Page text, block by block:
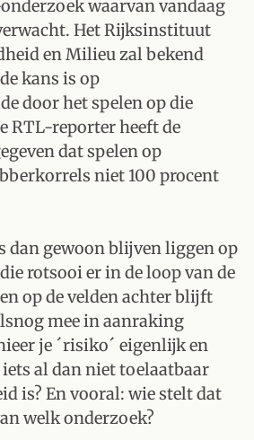
waarvan vandaag
Het Rijksinstituut
en Milieu zal bekend
kans is op
door het spelen op die
RTL-reporter heeft de
dat spelen op
niet 100 procent
dan gewoon blijven liggen op
rotsooi er in de loop van de
op de velden achter blijft
mee in aanraking
je ´risiko´ eigenlijk en
al dan niet toelaatbaar
is? En vooral: wie stelt dat
welk onderzoek?